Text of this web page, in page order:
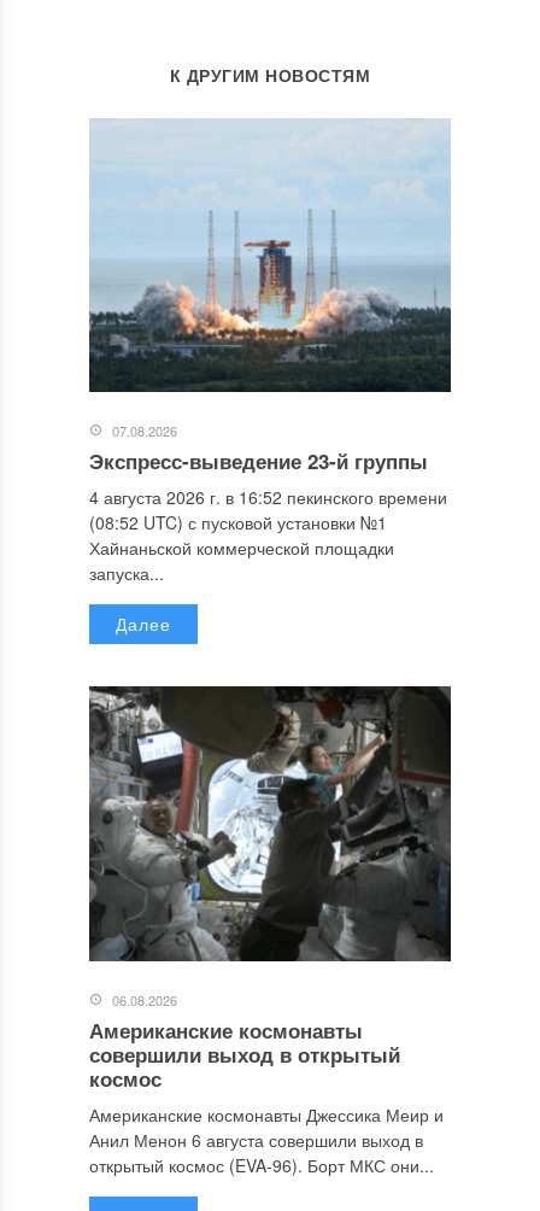
К ДРУГИМ НОВОСТЯМ
07.08.2026
Экспресс-выведение 23-й группы
4 августа 2026 г. в 16:52 пекинского времени
(08:52 UTC) с пусковой установки №1
Хайнаньской коммерческой площадки
запуска...
Далее
06.08.2026
Американские космонавты
совершили выход в открытый
космос
Американские космонавты Джессика Меир и
Анил Менон 6 августа совершили выход в
открытый космос (EVA-96). Борт МКС они...